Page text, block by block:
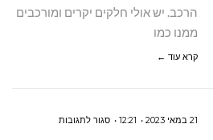
הרכב. יש אולי חלקים יקרים ומורכבים
ממנו כמו
קרא עוד ←
21 במאי 2023 12:21 סגור לתגובותעל